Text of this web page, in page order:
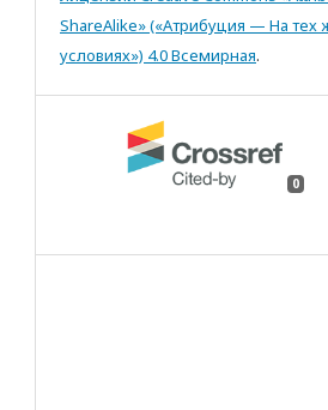
ShareAlike» («Атрибуция — На тех
условиях») 4.0 Всемирная.
0